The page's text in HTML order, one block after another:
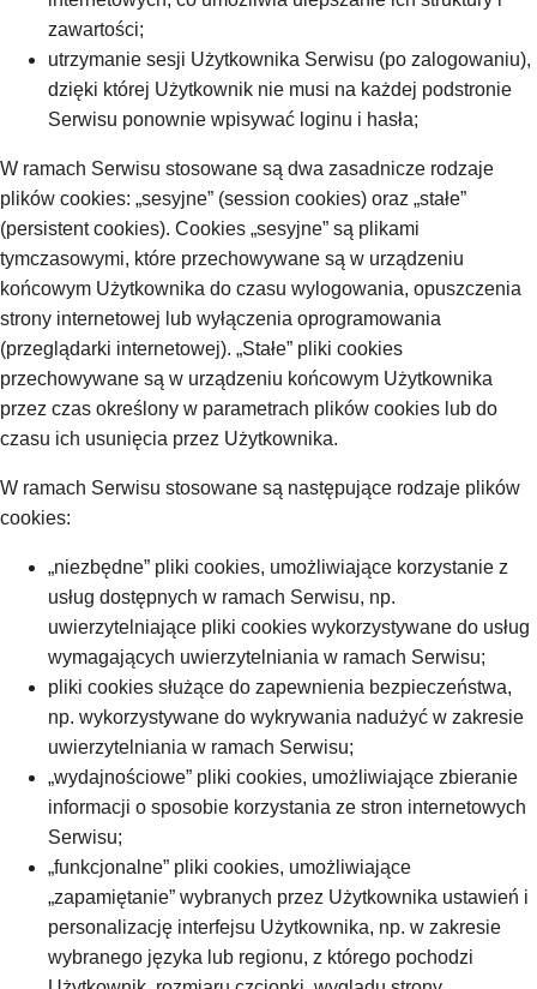
zawartości;
utrzymanie sesji Użytkownika Serwisu (po zalogowaniu),
dzięki której Użytkownik nie musi na każdej podstronie
Serwisu ponownie wpisywać loginu i hasła;
W ramach Serwisu stosowane są dwa zasadnicze rodzaje
plików cookies: „sesyjne” (session cookies) oraz „stałe”
(persistent cookies). Cookies „sesyjne” są plikami
tymczasowymi, które przechowywane są w urządzeniu
końcowym Użytkownika do czasu wylogowania, opuszczenia
strony internetowej lub wyłączenia oprogramowania
(przeglądarki internetowej). „Stałe” pliki cookies
przechowywane są w urządzeniu końcowym Użytkownika
przez czas określony w parametrach plików cookies lub do
czasu ich usunięcia przez Użytkownika.
W ramach Serwisu stosowane są następujące rodzaje plików
cookies:
„niezbędne” pliki cookies, umożliwiające korzystanie z
usług dostępnych w ramach Serwisu, np.
uwierzytelniające pliki cookies wykorzystywane do usług
wymagających uwierzytelniania w ramach Serwisu;
pliki cookies służące do zapewnienia bezpieczeństwa,
np. wykorzystywane do wykrywania nadużyć w zakresie
uwierzytelniania w ramach Serwisu;
„wydajnościowe” pliki cookies, umożliwiające zbieranie
informacji o sposobie korzystania ze stron internetowych
Serwisu;
„funkcjonalne” pliki cookies, umożliwiające
„zapamiętanie” wybranych przez Użytkownika ustawień i
personalizację interfejsu Użytkownika, np. w zakresie
wybranego języka lub regionu, z którego pochodzi